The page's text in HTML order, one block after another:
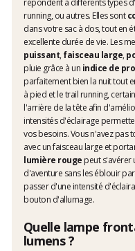
répondent à différents types
running, ou autres. Elles sont
dans votre sac à dos, tout en
excellente durée de vie. Les
puissant, faisceau large,
pluie grâce à un indice de
parfaitement bien la nuit tout
à pied et le trail running,
l'arrière de la tête afin
intensités d'éclairage
vos besoins. Vous n'avez pas
avec un faisceau large et
lumière rouge peut s'avérer
d'aventure sans les éblouir
passer d'une intensité
bouton d'allumage.
Quelle lampe
lumens ?